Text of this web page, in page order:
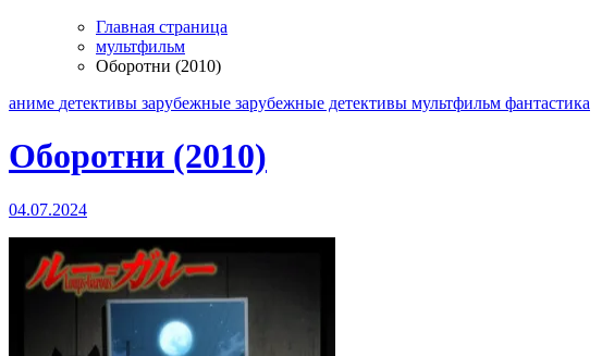
Главная страница
мультфильм
Оборотни (2010)
аниме детективы зарубежные зарубежные детективы мультфильм фантастика
Оборотни (2010)
04.07.2024